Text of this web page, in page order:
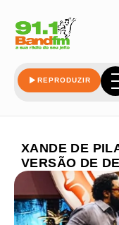
REPRODUZIR
XANDE DE
VERSÃO DE